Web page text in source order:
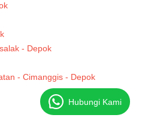
- Depok
- Cimanggis - Depok
Hubungi Kami